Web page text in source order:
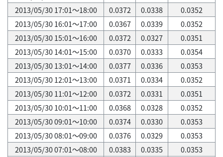
2013/05/30 17:01～18:00
0.0372 0.0338
0.0352
2013/05/30 16:01～17:00
0.0367 0.0339
0.0352
2013/05/30 15:01～16:00
0.0372 0.0327
0.0351
2013/05/30 14:01～15:00
0.0370 0.0333
0.0354
2013/05/30 13:01～14:00
0.0377 0.0336
0.0353
2013/05/30 12:01～13:00
0.0371 0.0334
0.0352
2013/05/30 11:01～12:00
0.0372 0.0331
0.0351
2013/05/30 10:01～11:00
0.0368 0.0328
0.0352
2013/05/30 09:01～10:00
0.0374 0.0330
0.0353
2013/05/30 08:01～09:00
0.0376 0.0329
0.0353
2013/05/30 07:01～08:00
0.0383 0.0335
0.0353